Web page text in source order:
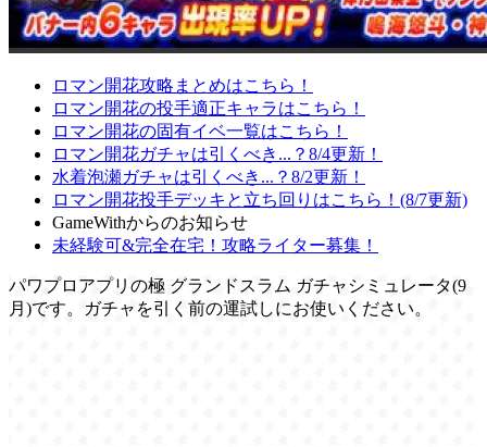
ロマン開花攻略まとめはこちら！
ロマン開花の投手適正キャラはこちら！
ロマン開花の固有イベ一覧はこちら！
ロマン開花ガチャは引くべき...？8/4更新！
水着泡瀬ガチャは引くべき...？8/2更新！
ロマン開花投手デッキと立ち回りはこちら！(8/7更新)
GameWithからのお知らせ
未経験可&完全在宅！攻略ライター募集！
パワプロアプリの極 グランドスラム ガチャシミュレータ(9
月)です。ガチャを引く前の運試しにお使いください。